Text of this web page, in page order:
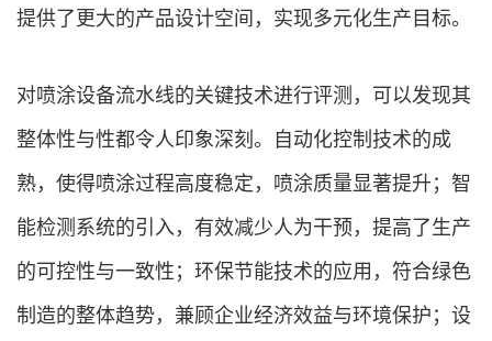
提供了更大的产品设计空间，实现多元化生产目标。
对喷涂设备流水线的关键技术进行评测，可以发现其
整体性与性都令人印象深刻。自动化控制技术的成
熟，使得喷涂过程高度稳定，喷涂质量显著提升；智
能检测系统的引入，有效减少人为干预，提高了生产
的可控性与一致性；环保节能技术的应用，符合绿色
制造的整体趋势，兼顾企业经济效益与环境保护；设